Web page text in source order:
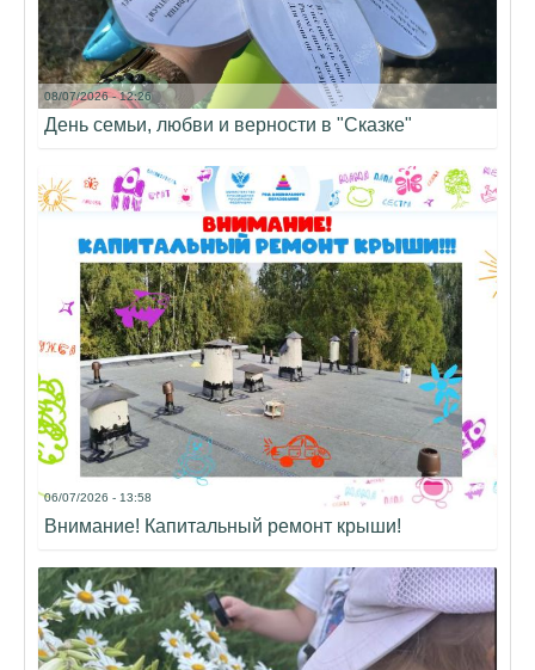
08/07/2026 - 12:26
День семьи, любви и верности в "Сказке"
06/07/2026 - 13:58
Внимание! Капитальный ремонт крыши!